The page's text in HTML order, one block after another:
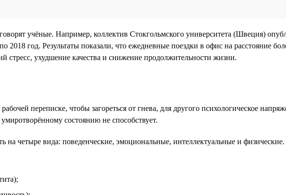
учёные. Например, коллектив Стокгольмского университета (Швеция)
2018 год. Результаты показали, что ежедневные поездки в офис на расстояние
стресс, ухудшение качества и снижение продолжительности жизни.
переписке, чтобы загореться от гнева, для другого психологическое
состоянию не способствует.
на четыре вида: поведенческие, эмоциональные, интеллектуальные и физические.